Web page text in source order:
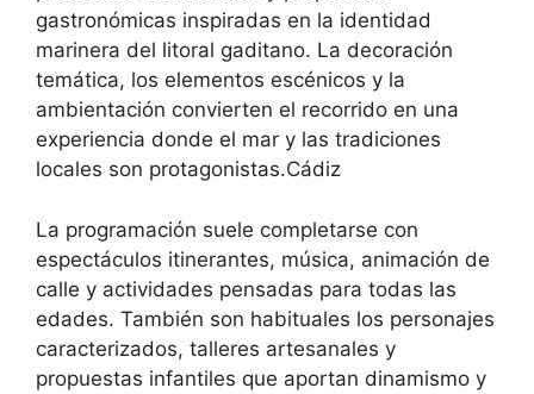
gastronómicas inspiradas en la identidad
marinera del litoral gaditano. La decoración
temática, los elementos escénicos y la
ambientación convierten el recorrido en una
experiencia donde el mar y las tradiciones
locales son protagonistas.Cádiz
La programación suele completarse con
espectáculos itinerantes, música, animación de
calle y actividades pensadas para todas las
edades. También son habituales los personajes
caracterizados, talleres artesanales y
propuestas infantiles que aportan dinamismo y